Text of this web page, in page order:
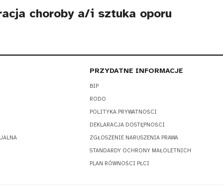
choroby a/i sztuka oporu
PRZYDATNE INFORMACJE
BIP
RODO
POLITYKA PRYWATNOŚCI
DEKLARACJA DOSTĘPNOŚCI
ZGŁOSZENIE NARUSZENIA PRAWA
STANDARDY OCHRONY MAŁOLETNICH
PLAN RÓWNOŚCI PŁCI